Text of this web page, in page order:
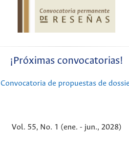
¡Próximas convocatorias!
Convocatoria de propuestas de
Vol. 55, No. 1 (ene. - jun., 2028)